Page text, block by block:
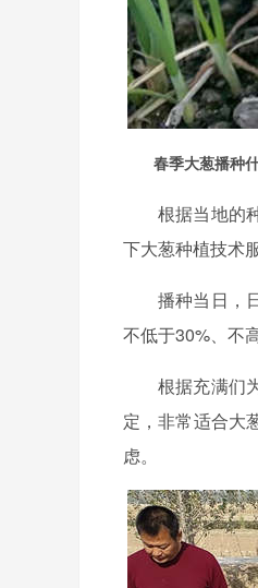
春季大葱播种
根据当地的
下大葱种植技术
播种当日，
不低于30%、不
根据充满们
定，非常适合大
虑。